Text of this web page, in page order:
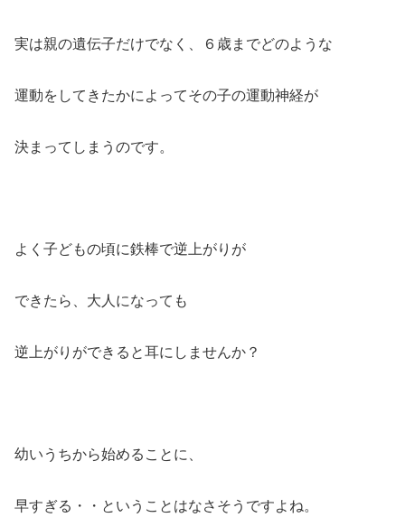
実は親の遺伝子だけでなく、６歳までどのような
運動をしてきたかによってその子の運動神経が
決まってしまうのです。
よく子どもの頃に鉄棒で逆上がりが
できたら、大人になっても
逆上がりができると耳にしませんか？
幼いうちから始めることに、
早すぎる・・ということはなさそうですよね。